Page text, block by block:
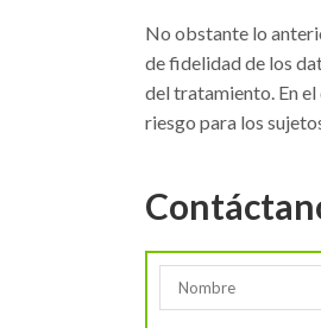
No obstante lo
de fidelidad de los
del tratamiento. En
riesgo para los